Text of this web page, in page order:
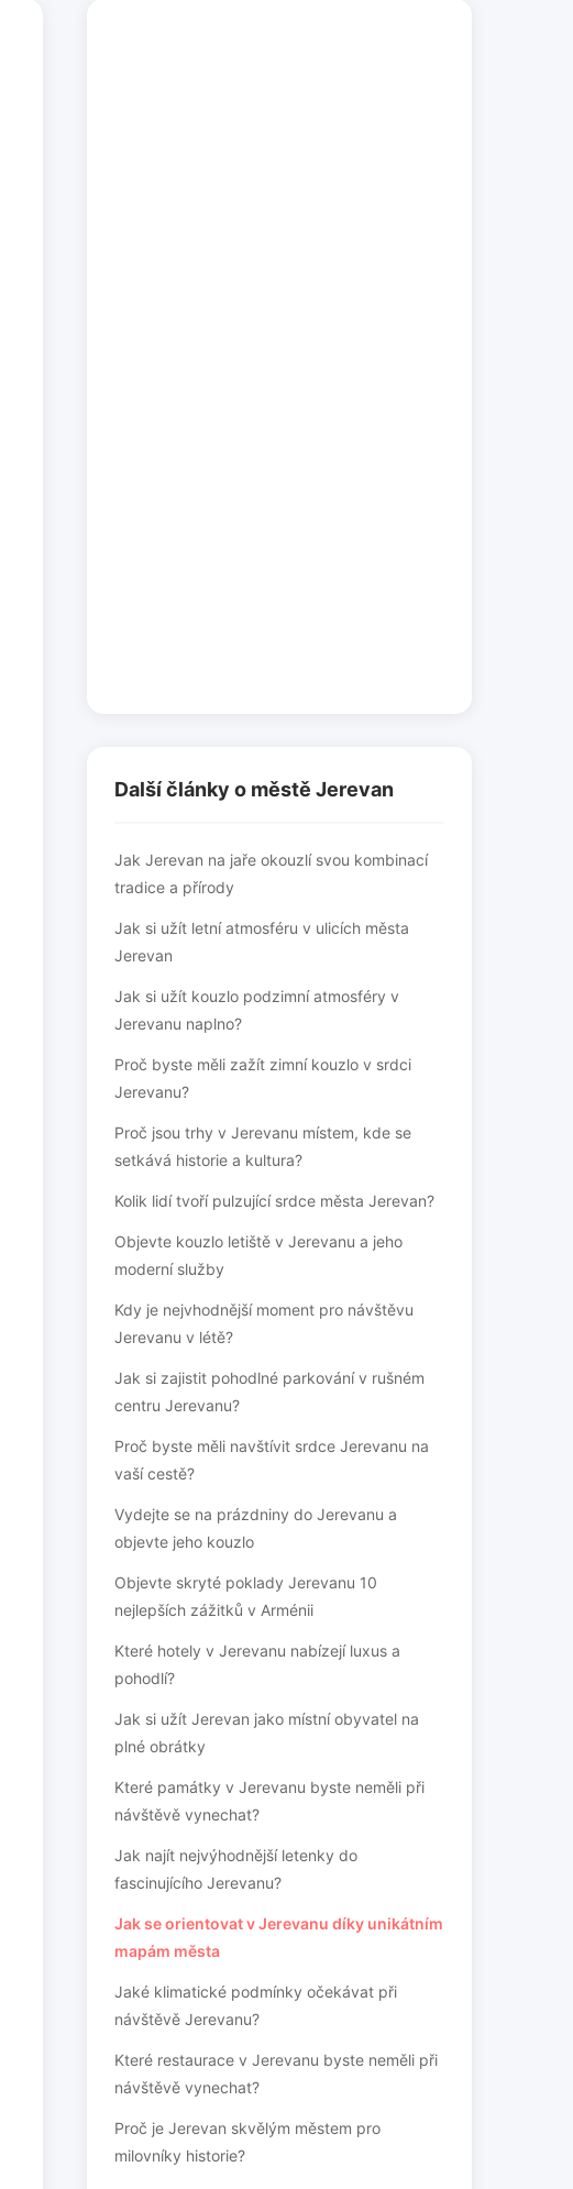
Další články o městě Jerevan
Jak Jerevan na jaře okouzlí svou kombinací
tradice a přírody
Jak si užít letní atmosféru v ulicích města
Jerevan
Jak si užít kouzlo podzimní atmosféry v
Jerevanu naplno?
Proč byste měli zažít zimní kouzlo v srdci
Jerevanu?
Proč jsou trhy v Jerevanu místem, kde se
setkává historie a kultura?
Kolik lidí tvoří pulzující srdce města Jerevan?
Objevte kouzlo letiště v Jerevanu a jeho
moderní služby
Kdy je nejvhodnější moment pro návštěvu
Jerevanu v létě?
Jak si zajistit pohodlné parkování v rušném
centru Jerevanu?
Proč byste měli navštívit srdce Jerevanu na
vaší cestě?
Vydejte se na prázdniny do Jerevanu a
objevte jeho kouzlo
Objevte skryté poklady Jerevanu 10
nejlepších zážitků v Arménii
Které hotely v Jerevanu nabízejí luxus a
pohodlí?
Jak si užít Jerevan jako místní obyvatel na
plné obrátky
Které památky v Jerevanu byste neměli při
návštěvě vynechat?
Jak najít nejvýhodnější letenky do
fascinujícího Jerevanu?
Jak se orientovat v Jerevanu díky unikátním
mapám města
Jaké klimatické podmínky očekávat při
návštěvě Jerevanu?
Které restaurace v Jerevanu byste neměli při
návštěvě vynechat?
Proč je Jerevan skvělým městem pro
milovníky historie?